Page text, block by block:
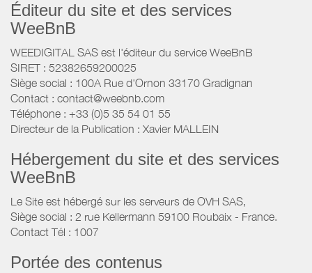
Éditeur du site et des services
WeeBnB
WEEDIGITAL SAS est l'éditeur du service WeeBnB
SIRET : 52382659200025
Siège social : 100A Rue d'Ornon 33170 Gradignan
Contact : contact@weebnb.com
Téléphone : +33 (0)5 35 54 01 55
Directeur de la Publication : Xavier MALLEIN
Hébergement du site et des services
WeeBnB
Le Site est hébergé sur les serveurs de OVH SAS,
Siège social : 2 rue Kellermann 59100 Roubaix - France.
Contact Tél : 1007
Portée des contenus